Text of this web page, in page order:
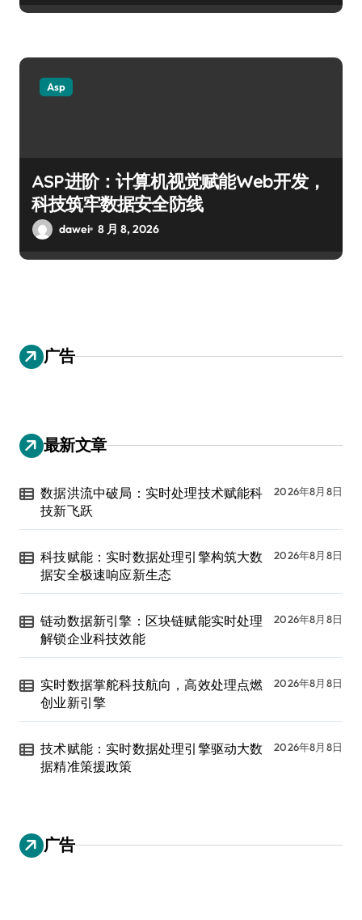
Asp
ASP进阶：计算机视觉赋能Web开发，
科技筑牢数据安全防线
dawei 8 月 8, 2026
广告
最新文章
数据洪流中破局：实时处理技术赋能科
技新飞跃
2026年8月8日
科技赋能：实时数据处理引擎构筑大数
据安全极速响应新生态
2026年8月8日
链动数据新引擎：区块链赋能实时处理
解锁企业科技效能
2026年8月8日
实时数据掌舵科技航向，高效处理点燃
创业新引擎
2026年8月8日
技术赋能：实时数据处理引擎驱动大数
据精准策援政策
2026年8月8日
广告